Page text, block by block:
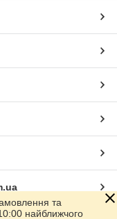
та
найближчого